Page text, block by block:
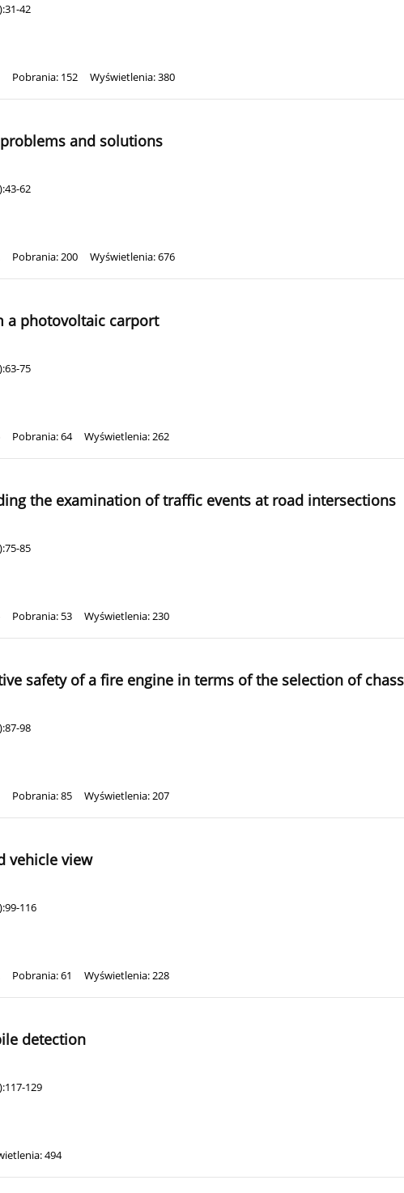
42
Pobrania: 152 Wyświetlenia: 380
and solutions
62
Pobrania: 200 Wyświetlenia: 676
a photovoltaic carport
75
Pobrania: 64 Wyświetlenia: 262
the examination of traffic events at road intersections
85
Pobrania: 53 Wyświetlenia: 230
safety of a fire engine in terms of the selection of
98
Pobrania: 85 Wyświetlenia: 207
vehicle view
116
Pobrania: 61 Wyświetlenia: 228
detection
129
494